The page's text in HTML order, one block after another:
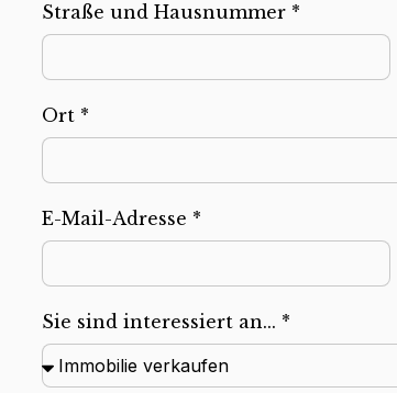
Straße und Hausnummer *
Ort *
E-Mail-Adresse *
Sie sind interessiert an... *